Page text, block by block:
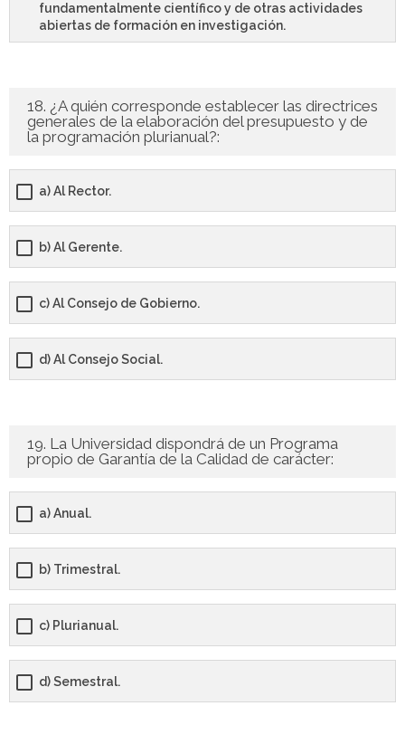
fundamentalmente científico y de otras actividades
abiertas de formación en investigación.
18. ¿A quién corresponde establecer las directrices
generales de la elaboración del presupuesto y de
la programación plurianual?:
a) Al Rector.
b) Al Gerente.
c) Al Consejo de Gobierno.
d) Al Consejo Social.
19. La Universidad dispondrá de un Programa
propio de Garantía de la Calidad de carácter:
a) Anual.
b) Trimestral.
c) Plurianual.
d) Semestral.